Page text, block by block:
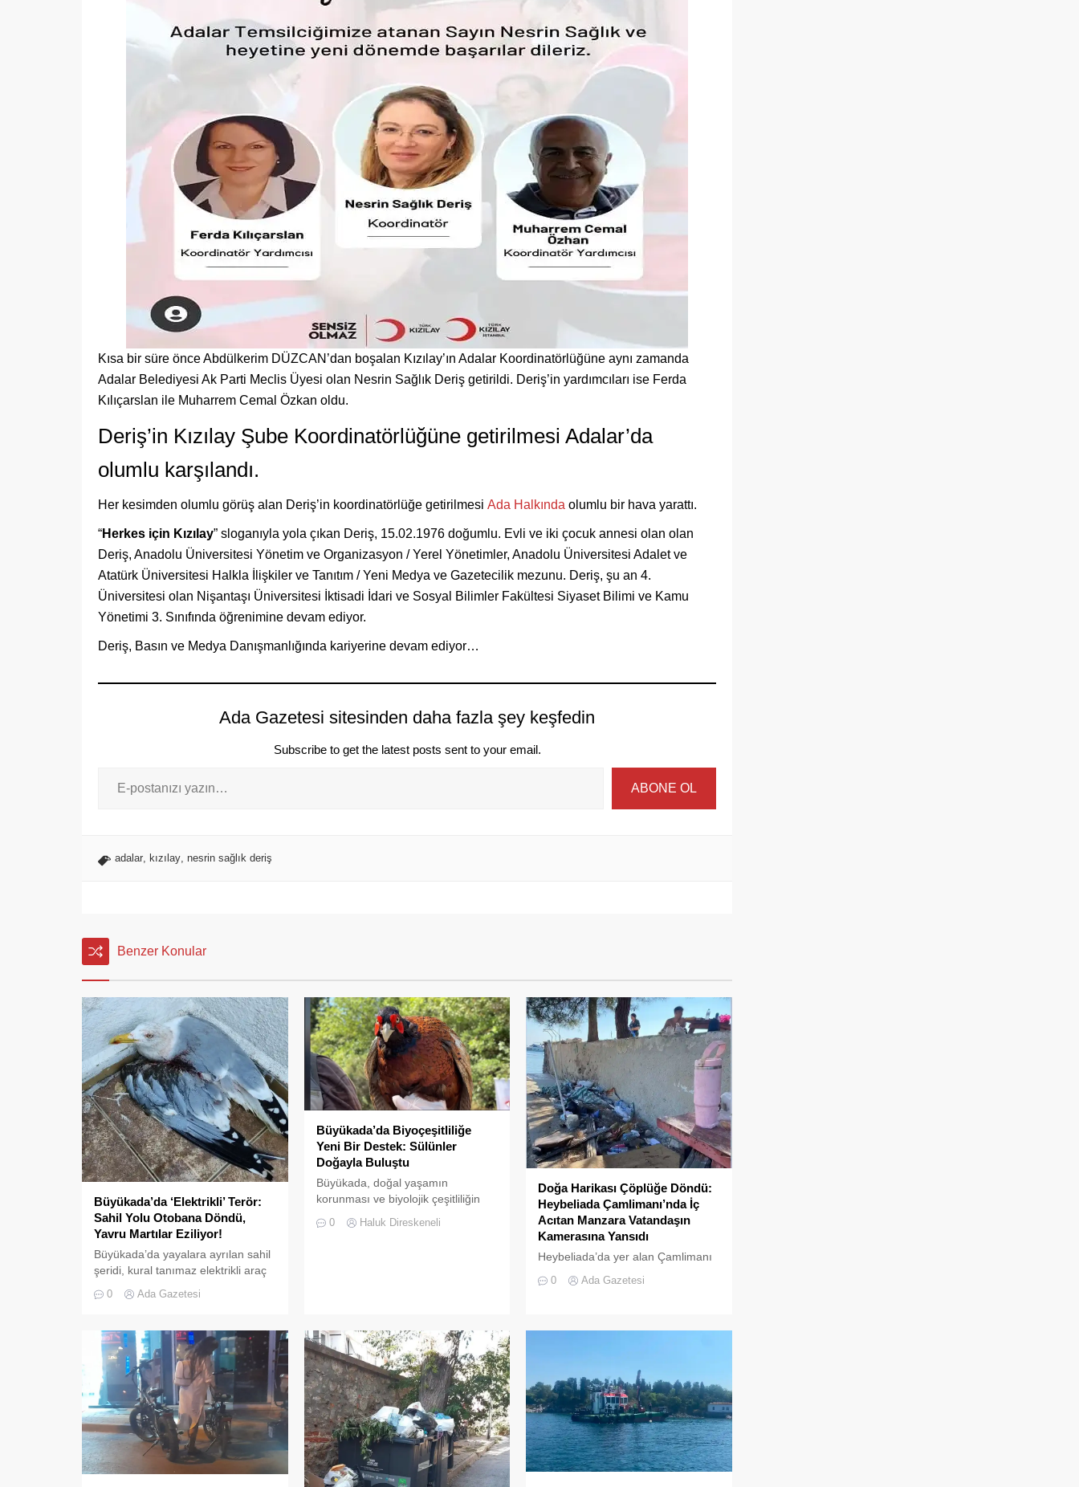
Kısa bir süre önce Abdülkerim DÜZCAN’dan boşalan Kızılay’ın Adalar Koordinatörlüğüne aynı zamanda
Adalar Belediyesi Ak Parti Meclis Üyesi olan Nesrin Sağlık Deriş getirildi. Deriş’in yardımcıları ise Ferda
Kılıçarslan ile Muharrem Cemal Özkan oldu.
Deriş’in Kızılay Şube Koordinatörlüğüne getirilmesi Adalar’da
olumlu karşılandı.
Her kesimden olumlu görüş alan Deriş’in koordinatörlüğe getirilmesi Ada Halkında olumlu bir hava yarattı.
“Herkes için Kızılay” sloganıyla yola çıkan Deriş, 15.02.1976 doğumlu. Evli ve iki çocuk annesi olan olan
Deriş, Anadolu Üniversitesi Yönetim ve Organizasyon / Yerel Yönetimler, Anadolu Üniversitesi Adalet ve
Atatürk Üniversitesi Halkla İlişkiler ve Tanıtım / Yeni Medya ve Gazetecilik mezunu. Deriş, şu an 4.
Üniversitesi olan Nişantaşı Üniversitesi İktisadi İdari ve Sosyal Bilimler Fakültesi Siyaset Bilimi ve Kamu
Yönetimi 3. Sınıfında öğrenimine devam ediyor.
Deriş, Basın ve Medya Danışmanlığında kariyerine devam ediyor…
Ada Gazetesi sitesinden daha fazla şey keşfedin
Subscribe to get the latest posts sent to your email.
ABONE OL
adalar, kızılay, nesrin sağlık deriş
Benzer Konular
Büyükada’da ‘Elektrikli’ Terör:
Sahil Yolu Otobana Döndü,
Yavru Martılar Eziliyor!
Büyükada’da yayalara ayrılan sahil
şeridi, kural tanımaz elektrikli araç
sürücüleri yüzünden adeta ölüm
yoluna dönüştü. Denetimsizliğin ve
beslenmek için sahile inen yavru
martılar oldu. Adada yaşayan
gönüllü bir avukatın çabalarıyla
yargıya taşınan olaylar, adalardaki
denetim zafiyetini bir kez daha
gözler önüne serdi. Denizlerdeki
biyoçeşitliliğin insan...
0 Ada Gazetesi
Büyükada’da Biyoçeşitliliğe
Yeni Bir Destek: Sülünler
Doğayla Buluştu
Büyükada, doğal yaşamın
korunması ve biyolojik çeşitliliğin
bir uygulamaya daha ev sahipliği
Büyükada’nın ormanlık alanlarında
doğal yaşama bırakıldı. Projenin
temel amacı, hem sülün
popülasyonunu...
0 Haluk Direskeneli
Doğa Harikası Çöplüğe Döndü:
Heybeliada Çamlimanı’nda İç
Acıtan Manzara Vatandaşın
Kamerasına Yansıdı
Heybeliada’da yer alan Çamlimanı
eksikliğinin kurbanı oldu. Doğal
kucaklaştığı, İstanbulluların nefes
almak için akın ettiği Heybeliada
Çamlimanı, bugünlerde eşsiz
manzarasıyla değil, çevre felaketini
andıran kirliliğiyle gündemde. Bir
vatandaş tarafından...
0 Ada Gazetesi